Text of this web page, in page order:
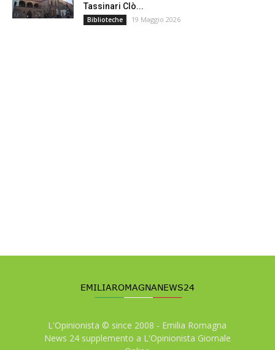
Tassinari Clò...
Biblioteche 19 Maggio 2026
L'Opinionista © since 2008 - Emilia Romagna
News 24 supplemento a L'Opinionista Giornale